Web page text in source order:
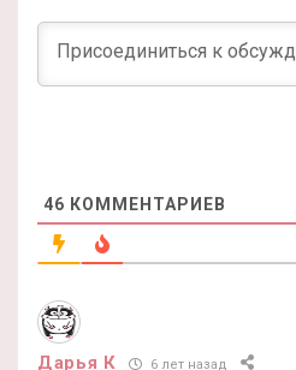
46 КОММЕНТАРИЕВ
Дарья К 6 лет назад